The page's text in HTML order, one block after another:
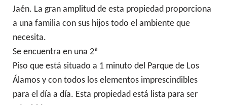
Jaén. La gran amplitud de esta propiedad proporciona
a una familia con sus hijos todo el ambiente que
necesita.
Se encuentra en una 2ª
Piso que está situado a 1 minuto del Parque de Los
Álamos y con todos los elementos imprescindibles
para el día a día. Esta propiedad está lista para ser